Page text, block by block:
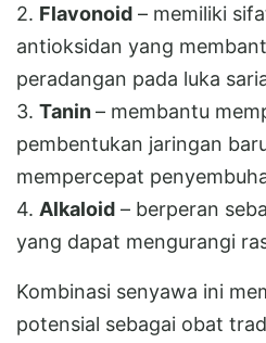
2. Flavonoid – memiliki
antioksidan yang
peradangan pada luka
3. Tanin– membantu
pembentukan jaringan
mempercepat
4. Alkaloid – berperan
yang dapat mengurangi
Kombinasi senyawa ini
potensial sebagai obat